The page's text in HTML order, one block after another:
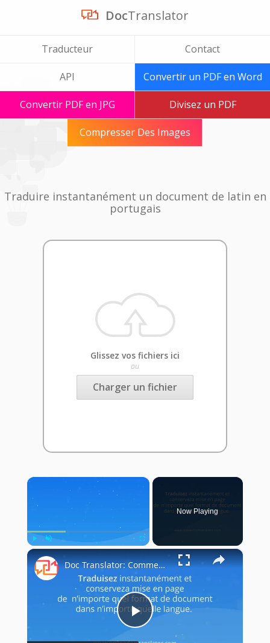
DocTranslator
Traducteur Contact
API Convertir un PDF en Word
Convertir PDF en JPG Divisez un PDF
Compresser Des Images
Traduire instantanément un document de latin en
portugais
Glissez vos fichiers ici
ou
Charger un fichier
×
Play Unmute Fullscreen
Now Playing
×
Play
Doc Translator: Comment utiliser le traducteur de documents?